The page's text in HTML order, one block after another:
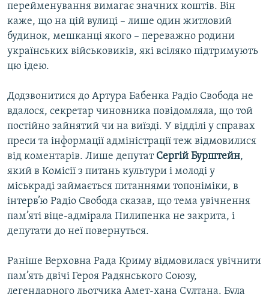
перейменування вимагає значних коштів. Він
каже, що на цій вулиці – лише один житловий
будинок, мешканці якого – переважно родини
українських військовиків, які всіляко підтримують
цю ідею.
Додзвонитися до Артура Бабенка Радіо Свобода не
вдалося, секретар чиновника повідомляла, що той
постійно зайнятий чи на виїзді. У відділі у справах
преси та інформації адміністрації теж відмовилися
від коментарів. Лише депутат Сергій Бурштейн,
який в Комісії з питань культури і молоді у
міськраді займається питаннями топоніміки, в
інтерв’ю Радіо Свобода сказав, що тема увічнення
пам’яті віце-адмірала Пилипенка не закрита, і
депутати до неї повернуться.
Раніше Верховна Рада Криму відмовилася увічнити
пам’ять двічі Героя Радянського Союзу,
легендарного льотчика Амет-хана Султана. Була